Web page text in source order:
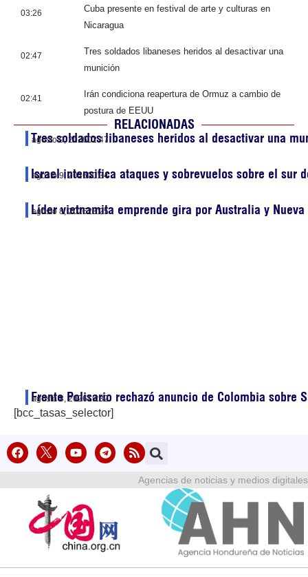
03:26
Cuba presente en festival de arte y culturas en
Nicaragua
02:47
Tres soldados libaneses heridos al desactivar una
munición
02:41
Irán condiciona reapertura de Ormuz a cambio de
postura de EEUU
RELACIONADAS
Tres soldados libaneses heridos al desactivar una
agosto 9, 202602:47
Israel intensifica ataques y sobrevuelos sobre el sur
agosto 9, 202600:34
Líder vietnamita emprende gira por Australia y Nueva
agosto 8, 202623:25
Frente Polisario rechazó anuncio de Colombia sobre
agosto 8, 202619:32
[bcc_tasas_selector]
Agencias de noticias y medios digitales